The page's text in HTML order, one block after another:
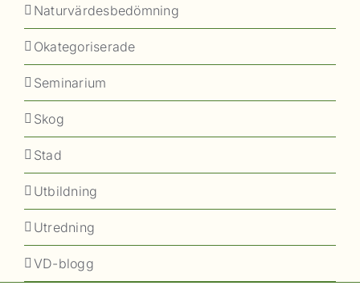
Naturvärdesbedömning
Okategoriserade
Seminarium
Skog
Stad
Utbildning
Utredning
VD-blogg